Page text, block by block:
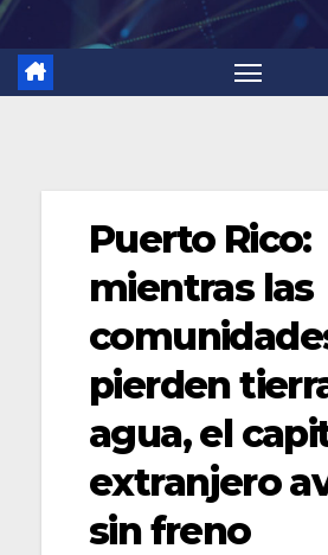
Puerto Rico:
mientras las
pierden
agua, el
extranjero
sin freno